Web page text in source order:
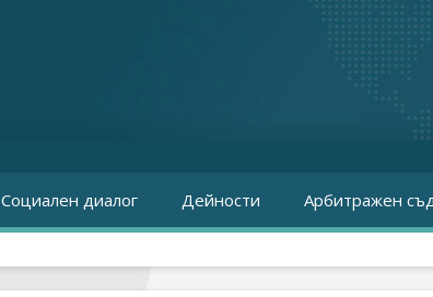
Социален диалог Дейности Арбитражен